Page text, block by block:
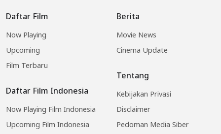
Daftar Film
Now Playing
Upcoming
Film Terbaru
Daftar Film Indonesia
Now Playing Film Indonesia
Upcoming Film Indonesia
Berita
Movie News
Cinema Update
Tentang
Kebijakan Privasi
Disclaimer
Pedoman Media Siber